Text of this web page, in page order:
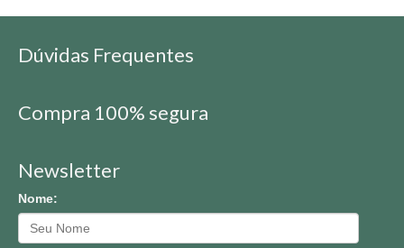
Dúvidas Frequentes
Compra 100% segura
Newsletter
Nome: